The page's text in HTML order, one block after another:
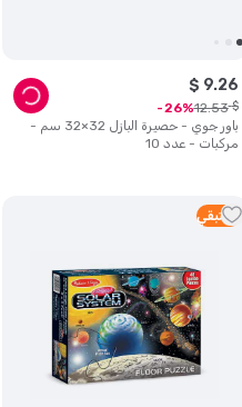
باور جوي - حصيرة البازل 32×32 سم -
مركبات - عدد 10
$ 9.26
$
12.53
26
1 متبقي